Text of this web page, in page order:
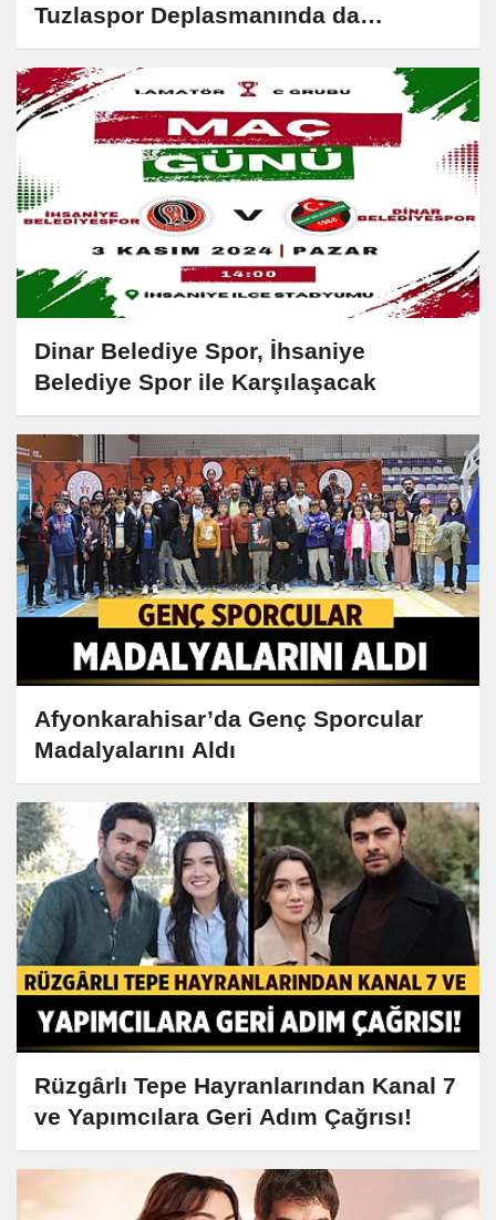
Tuzlaspor Deplasmanında da
Sonlandıramadı
Dinar Belediye Spor, İhsaniye
Belediye Spor ile Karşılaşacak
Afyonkarahisar’da Genç Sporcular
Madalyalarını Aldı
Rüzgârlı Tepe Hayranlarından Kanal 7
ve Yapımcılara Geri Adım Çağrısı!